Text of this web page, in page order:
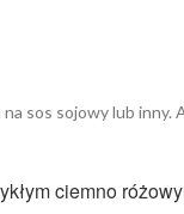
sos sojowy lub inny.
ciemno